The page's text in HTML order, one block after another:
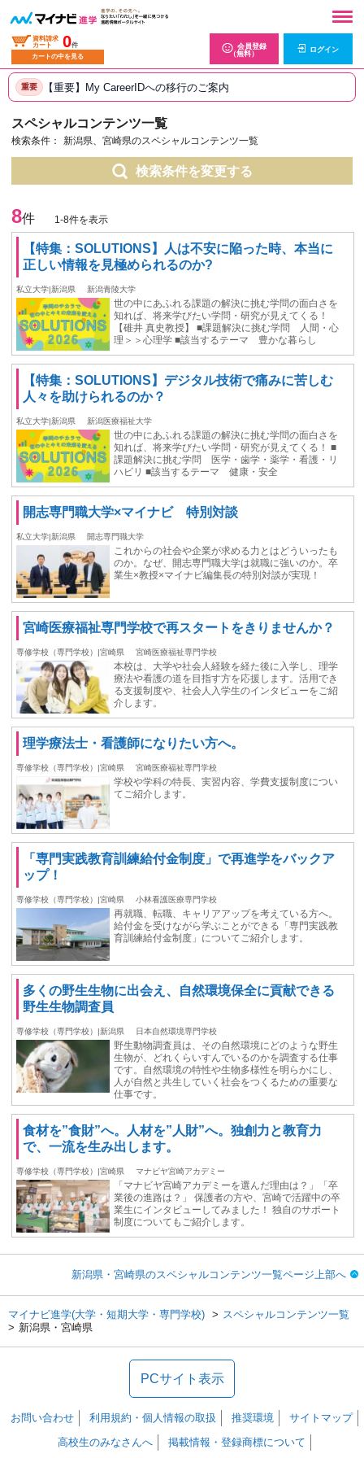
資料請求
カート
0件
カートの中を見る
会員登録
（無料）
ログイン
重要 【重要】My CareerIDへの移行のご案内
スペシャルコンテンツ一覧
検索条件： 新潟県、宮崎県のスペシャルコンテンツ一覧
検索条件を変更する
8件 1-8件を表示
【特集：SOLUTIONS】⼈は不安に陥った時、本当に
正しい情報を⾒極められるのか?
私立大学|新潟県 新潟青陵大学
世の中にあふれる課題の解決に挑む学問の面白さを
知れば、将来学びたい学問・研究が見えてくる！
【碓井 真史教授】 ■課題解決に挑む学問 人間・心
理＞＞心理学 ■該当するテーマ 豊かな暮らし
【特集：SOLUTIONS】デジタル技術で痛みに苦しむ
人々を助けられるのか？
私立大学|新潟県 新潟医療福祉大学
世の中にあふれる課題の解決に挑む学問の面白さを
知れば、将来学びたい学問・研究が見えてくる！ ■
課題解決に挑む学問 医学・歯学・薬学・看護・リ
ハビリ ■該当するテーマ 健康・安全
開志専門職大学×マイナビ 特別対談
私立大学|新潟県 開志専門職大学
これからの社会や企業が求める力とはどういったも
のか。なぜ、開志専門職大学は就職に強いのか。卒
業生×教授×マイナビ編集長の特別対談が実現！
宮崎医療福祉専門学校で再スタートをきりませんか？
専修学校（専門学校）|宮崎県 宮崎医療福祉専門学校
本校は、大学や社会人経験を経た後に入学し、理学
療法や看護の道を目指す方を応援します。活用でき
る支援制度や、社会人入学生のインタビューをご紹
介します。
理学療法士・看護師になりたい方へ。
専修学校（専門学校）|宮崎県 宮崎医療福祉専門学校
学校や学科の特長、実習内容、学費支援制度につい
てご紹介します。
「専門実践教育訓練給付金制度」で再進学をバックア
ップ！
専修学校（専門学校）|宮崎県 小林看護医療専門学校
再就職、転職、キャリアアップを考えている方へ。
給付金を受けながら学ぶことができる「専門実践教
育訓練給付金制度」についてご紹介します。
多くの野生生物に出会え、自然環境保全に貢献できる
野生生物調査員
専修学校（専門学校）|新潟県 日本自然環境専門学校
野生動物調査員は、その自然環境にどのような野生
生物が、どれくらいすんでいるのかを調査する仕事
です。自然環境の特性や生物多様性を明らかにし、
⼈が⾃然と共⽣していく社会をつくるための重要な
仕事です。
食材を”食財”へ。人材を”人財”へ。独創力と教育力
で、一流を生み出します。
専修学校（専門学校）|宮崎県 マナビヤ宮崎アカデミー
「マナビヤ宮崎アカデミーを選んだ理由は？」「卒
業後の進路は？」 保護者の方や、宮崎で活躍中の卒
業生にインタビューしてみました！ 独自のサポート
制度についてもご紹介します。
新潟県・宮崎県のスペシャルコンテンツ一覧ページ上部へ
マイナビ進学(大学・短期大学・専門学校)
スペシャルコンテンツ一覧
新潟県・宮崎県
PCサイト表示
お問い合わせ 利用規約・個人情報の取扱 推奨環境
サイトマップ
高校生のみなさんへ
掲載情報・登録商標について